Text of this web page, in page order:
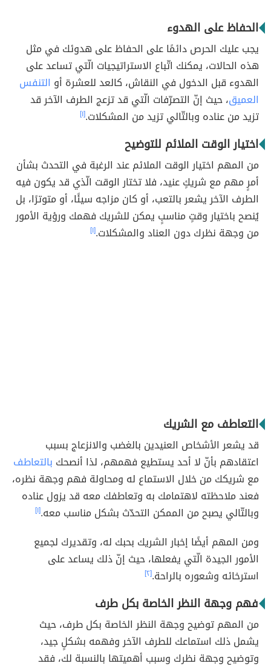
الحفاظ على الهدوء
يجب عليك الحرص دائمًا على الحفاظ على هدوئك في مثل
هذه الحالات، يمكنك اتّباع الاستراتيجيات الّتي تساعد على
الهدوء قبل الدخول في النقاش، كالعد للعشرة أو التنفس
العميق، حيث إنّ التصرّفات الّتي قد تزعج الطرف الآخر قد
تزيد من عناده وبالتّالي تزيد من المشكلات.[١]
اختيار الوقت الملائم للتوضيح
من المهم اختيار الوقت الملائم عند الرغبة في التحدث بشأن
أمرٍ مهم مع شريكٍ عنيد، فلا تختار الوقت الّذي قد يكون فيه
الطرف الآخر يشعر بالتعب، أو كان مزاجه سيئًا، أو متوترًا، بل
يُنصح باختيار وقتٍ مناسبٍ يمكن للشريك فهمك ورؤية الأمور
من وجهة نظرك دون العناد والمشكلات.[١]
التعاطف مع الشريك
قد يشعر الأشخاص العنيدين بالغضب والانزعاج بسبب
اعتقادهم بأنّ لا أحد يستطيع فهمهم، لذا أنصحك بالتعاطف
مع شريكك من خلال الاستماع له ومحاولة فهم وجهة نظره،
فعند ملاحظته لاهتمامك به وتعاطفك معه قد يزول عناده
وبالتّالي يصبح من الممكن التحدّث بشكل مناسب معه.[١]
ومن المهم أيضًا إخبار الشريك بحبك له، وتقديرك لجميع
الأمور الجيدة الّتي يفعلها، حيث إنّ ذلك يساعد على
استرخائه وشعوره بالراحة.[٢]
فهم وجهة النظر الخاصة بكل طرف
من المهم توضيح وجهة النظر الخاصة بكل طرف، حيث
يشمل ذلك استماعك للطرف الآخر وفهمه بشكلٍ جيد،
وتوضيح وجهة نظرك وسبب أهميتها بالنسبة لك، فقد